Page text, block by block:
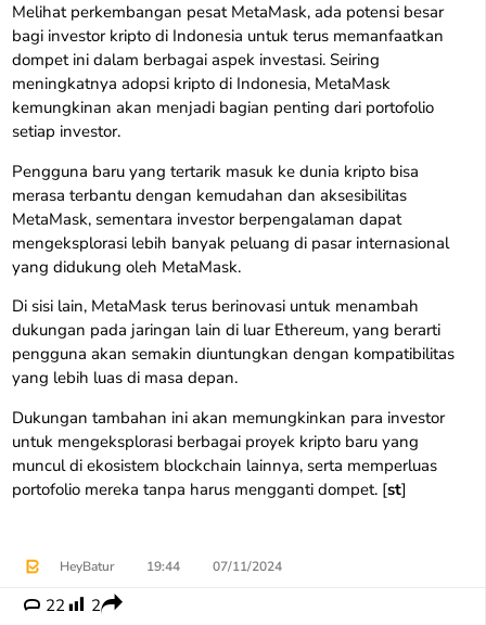
Melihat perkembangan pesat MetaMask, ada potensi besar
bagi investor kripto di Indonesia untuk terus memanfaatkan
dompet ini dalam berbagai aspek investasi. Seiring
meningkatnya adopsi kripto di Indonesia, MetaMask
kemungkinan akan menjadi bagian penting dari portofolio
setiap investor.
Pengguna baru yang tertarik masuk ke dunia kripto bisa
merasa terbantu dengan kemudahan dan aksesibilitas
MetaMask, sementara investor berpengalaman dapat
mengeksplorasi lebih banyak peluang di pasar internasional
yang didukung oleh MetaMask.
Di sisi lain, MetaMask terus berinovasi untuk menambah
dukungan pada jaringan lain di luar Ethereum, yang berarti
pengguna akan semakin diuntungkan dengan kompatibilitas
yang lebih luas di masa depan.
Dukungan tambahan ini akan memungkinkan para investor
untuk mengeksplorasi berbagai proyek kripto baru yang
muncul di ekosistem blockchain lainnya, serta memperluas
portofolio mereka tanpa harus mengganti dompet. [st]
HeyBatur 19:44 07/11/2024
22 2